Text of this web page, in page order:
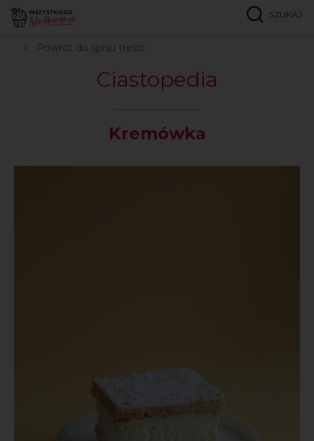
SZUKAJ
Strona główna
Powrót do spisu treści
Ciastopedia
Kremówka